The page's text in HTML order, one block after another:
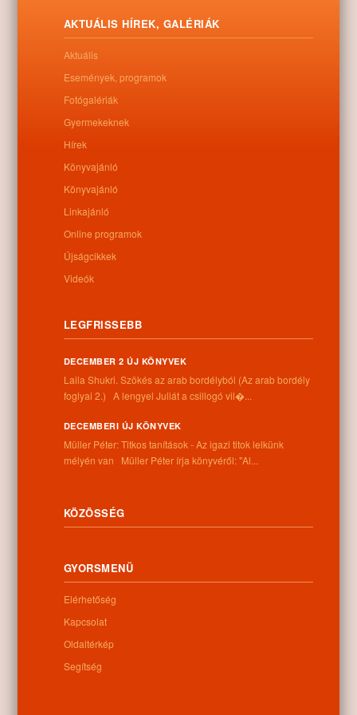
Letöltés
0
Kapcsolódó anyagok
Nem található kapcsolódó anyag
Információk
4262 Nyíracsád, Kassai u. 4.
Telefon:
+36 52 206 031
Kedd: 9:00-12:00 13:00-16:30
Szerda: 9:00-12:00 13:00-16:30
Szombat: 9:00-12:00
Hírlevél
AKTUÁLIS HÍREK, GALÉRIÁK
Aktuális
Események, programok
Fotógalériák
Gyermekeknek
Hírek
Könyvajánló
Könyvajánló
Linkajánló
Online programok
Újságcikkek
Videók
LEGFRISSEBB
DECEMBER 2 ÚJ KÖNYVEK
Laila Shukri. Szökés ​az arab bordélyból (Az arab bordély
foglyai 2.) A lengyel Juliát a csillogó vil�...
DECEMBERI ÚJ KÖNYVEK
Müller Péter: Titkos tanítások - Az igazi titok lelkünk
mélyén van Müller Péter írja könyvéről: "Al...
KÖZÖSSÉG
GYORSMENÜ
Elérhetőség
Kapcsolat
Oldaltérkép
Segítség